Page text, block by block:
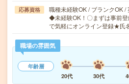
応募資格
職種未経験OK / ブランクOK /
◆未経験OK！〇まずは事前
で気軽にオンライン登録★氏
職場の雰囲気
年齢層
20代
30代